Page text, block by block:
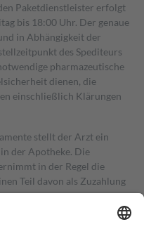
Paketdienstleister erfolgt
bis 18:00 Uhr. Der genaue
in Abhängigkeit der
des Spediteurs
pharmazeutische
dienen, die
einschließlich Klärungen
stellt der Arzt ein
der Apotheke. Die
in der Regel die
Teil davon als Zuzahlung
in Höhe von zehn